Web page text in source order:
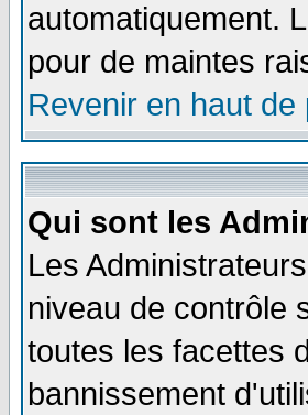
automatiquement.
pour de maintes
Revenir en haut de
Qui sont les
Les
niveau de contrôle
toutes les facettes
bannissement